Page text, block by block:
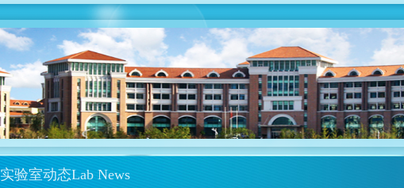
实验室动态Lab News